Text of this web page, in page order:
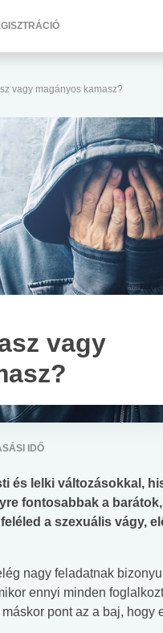
vagy magányos kamasz?
vagy
IDŐ
és lelki változásokkal,
fontosabbak a
a szexuális vágy,
nagy feladatnak
ennyi minden
pont az a baj, hogy